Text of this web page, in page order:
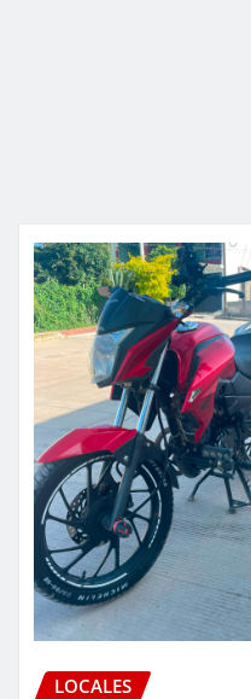
LOCALES